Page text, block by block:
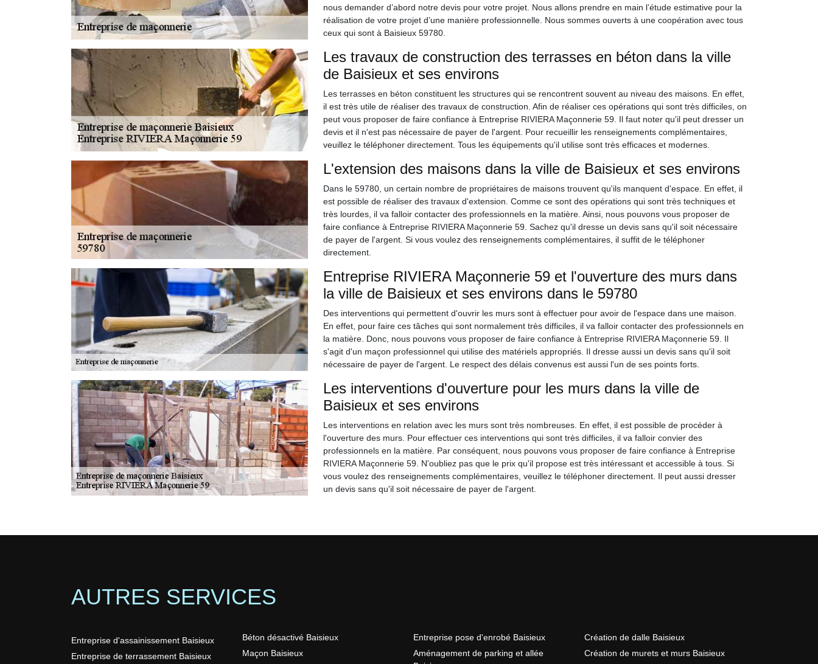
nous demander d’abord notre devis pour votre projet. Nous allons prendre en main l’étude estimative pour la
réalisation de votre projet d’une manière professionnelle. Nous sommes ouverts à une coopération avec tous
ceux qui sont à Baisieux 59780.
Les travaux de construction des terrasses en béton dans la ville
de Baisieux et ses environs
Les terrasses en béton constituent les structures qui se rencontrent souvent au niveau des maisons. En effet,
il est très utile de réaliser des travaux de construction. Afin de réaliser ces opérations qui sont très difficiles, on
peut vous proposer de faire confiance à Entreprise RIVIERA Maçonnerie 59. Il faut noter qu'il peut dresser un
devis et il n'est pas nécessaire de payer de l'argent. Pour recueillir les renseignements complémentaires,
veuillez le téléphoner directement. Tous les équipements qu'il utilise sont très efficaces et modernes.
L'extension des maisons dans la ville de Baisieux et ses environs
Dans le 59780, un certain nombre de propriétaires de maisons trouvent qu'ils manquent d'espace. En effet, il
est possible de réaliser des travaux d'extension. Comme ce sont des opérations qui sont très techniques et
très lourdes, il va falloir contacter des professionnels en la matière. Ainsi, nous pouvons vous proposer de
faire confiance à Entreprise RIVIERA Maçonnerie 59. Sachez qu'il dresse un devis sans qu'il soit nécessaire
de payer de l'argent. Si vous voulez des renseignements complémentaires, il suffit de le téléphoner
directement.
Entreprise RIVIERA Maçonnerie 59 et l'ouverture des murs dans
la ville de Baisieux et ses environs dans le 59780
Des interventions qui permettent d'ouvrir les murs sont à effectuer pour avoir de l'espace dans une maison.
En effet, pour faire ces tâches qui sont normalement très difficiles, il va falloir contacter des professionnels en
la matière. Donc, nous pouvons vous proposer de faire confiance à Entreprise RIVIERA Maçonnerie 59. Il
s'agit d'un maçon professionnel qui utilise des matériels appropriés. Il dresse aussi un devis sans qu'il soit
nécessaire de payer de l'argent. Le respect des délais convenus est aussi l'un de ses points forts.
Les interventions d'ouverture pour les murs dans la ville de
Baisieux et ses environs
Les interventions en relation avec les murs sont très nombreuses. En effet, il est possible de procéder à
l'ouverture des murs. Pour effectuer ces interventions qui sont très difficiles, il va falloir convier des
professionnels en la matière. Par conséquent, nous pouvons vous proposer de faire confiance à Entreprise
RIVIERA Maçonnerie 59. N'oubliez pas que le prix qu'il propose est très intéressant et accessible à tous. Si
vous voulez des renseignements complémentaires, veuillez le téléphoner directement. Il peut aussi dresser
un devis sans qu'il soit nécessaire de payer de l'argent.
AUTRES SERVICES
Entreprise d'assainissement Baisieux
Entreprise de terrassement Baisieux
Béton désactivé Baisieux
Maçon Baisieux
Entreprise pose d'enrobé Baisieux
Aménagement de parking et allée
Création de dalle Baisieux
Création de murets et murs Baisieux